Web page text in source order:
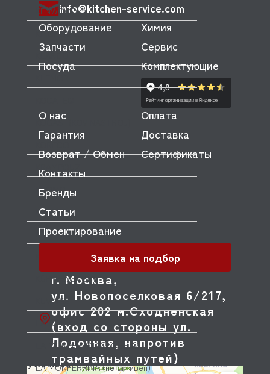
KENWOOD
KITCHENAID
KOGAST(KOVINASTROJ)
KORECO
KRAMPOUZ
KROMO
KRUPPS
KT
KÜPPERSBUSCH
KUVINGS
LA CIMBALI
LA MONFERRINA (IMPERIA)
LA MONFERRINA (не активен)
info@kitchen-service.com
г. Москва,
ул. Новопоселковая 6/217,
офис 202 м.Сходненская
(вход со стороны ул.
Лодочная, напротив
трамвайных путей)
Оборудование
Запчасти
Посуда
Химия
Сервис
Комплектующие
О нас
Оплата
Гарантия
Доставка
Возврат / Обмен
Сертификаты
Контакты
Бренды
Статьи
Проектирование
Заявка на подбор